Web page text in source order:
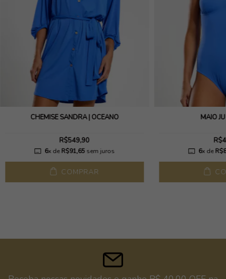
CHEMISE SANDRA | OCEANO
R$549,90
6x deR$91,65 sem juros
COMPRAR
MAIÔ
6x de